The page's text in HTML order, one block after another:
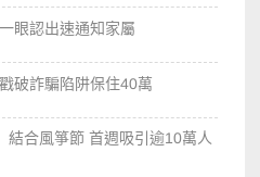
眼認出速通知家屬
破詐騙陷阱保住40萬
結合風箏節 首週吸引逾10萬人